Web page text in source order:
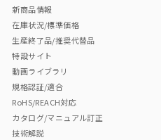
新商品情報
在庫状況/標準価格
生産終了品/推奨代替品
特設サイト
動画ライブラリ
規格認証/適合
RoHS/REACH対応
カタログ/マニュアル訂正
技術解説